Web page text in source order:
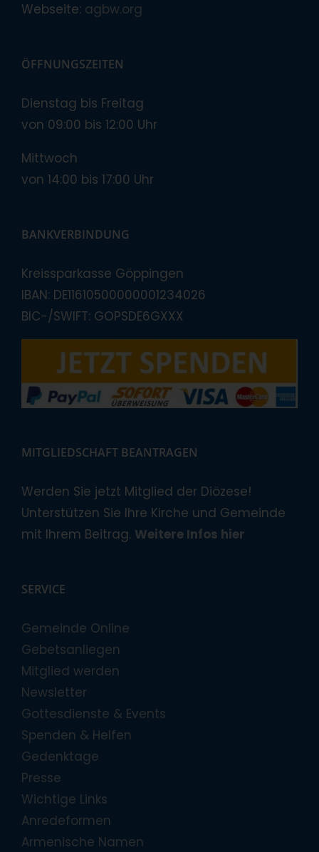
Webseite: agbw.org
ÖFFNUNGSZEITEN
Dienstag bis Freitag
von 09:00 bis 12:00 Uhr
Mittwoch
von 14:00 bis 17:00 Uhr
BANKVERBINDUNG
Kreissparkasse Göppingen
IBAN: DE11610500000001234026
BIC-/SWIFT: GOPSDE6GXXX
MITGLIEDSCHAFT BEANTRAGEN
Werden Sie jetzt Mitglied der Diözese!
Unterstützen Sie Ihre Kirche und Gemeinde
mit Ihrem Beitrag. Weitere Infos hier
SERVICE
Gemeinde Online
Gebetsanliegen
Mitglied werden
Newsletter
Gottesdienste & Events
Spenden & Helfen
Gedenktage
Presse
Wichtige Links
Anredeformen
Armenische Namen